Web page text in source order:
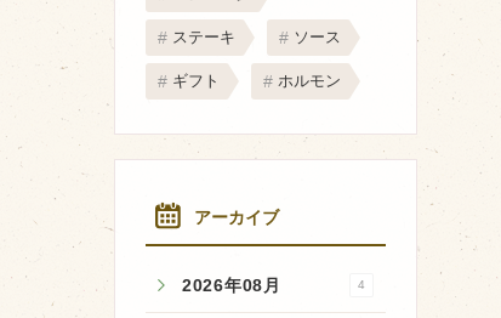
ステーキ ソース
ギフト ホルモン
アーカイブ
2026年08月 4